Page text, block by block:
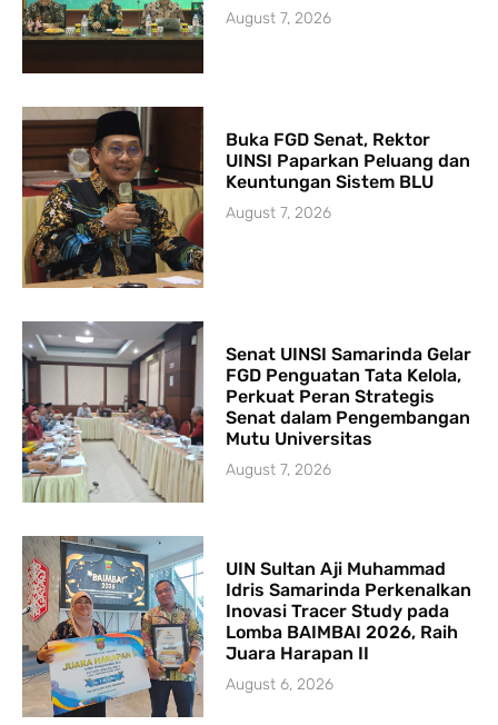
August 7, 2026
Buka FGD Senat, Rektor
UINSI Paparkan Peluang dan
Keuntungan Sistem BLU
August 7, 2026
Senat UINSI Samarinda Gelar
FGD Penguatan Tata Kelola,
Perkuat Peran Strategis
Senat dalam Pengembangan
Mutu Universitas
August 7, 2026
UIN Sultan Aji Muhammad
Idris Samarinda Perkenalkan
Inovasi Tracer Study pada
Lomba BAIMBAI 2026, Raih
Juara Harapan II
August 6, 2026